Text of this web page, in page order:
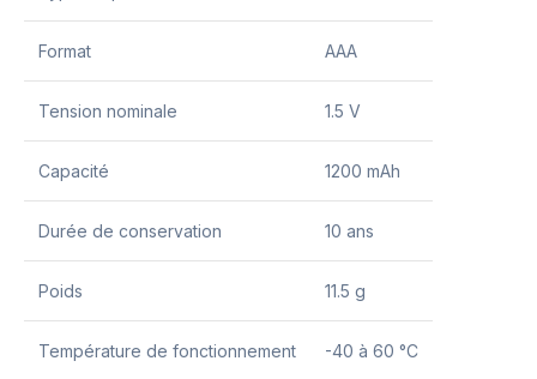
Format AAA
Tension nominale 1.5 V
Capacité 1200 mAh
Durée de conservation 10 ans
Poids 11.5 g
Température de fonctionnement -40 à 60 °C